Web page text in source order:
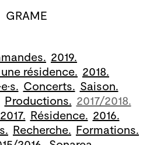
GRAME
2019.
résidence. 2018.
Concerts. Saison.
Productions. 2017/2018.
2017. Résidence. 2016.
Recherche. Formations.